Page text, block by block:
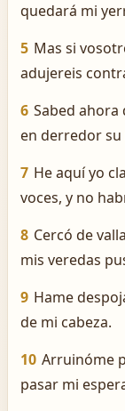
quedará mi
5 Mas si
adujereis
6 Sabed
en derredor
7 He aquí yo
voces, y no
8 Cercó de
mis veredas
9 Hame
de mi cabeza.
10 Arruinóme
pasar mi